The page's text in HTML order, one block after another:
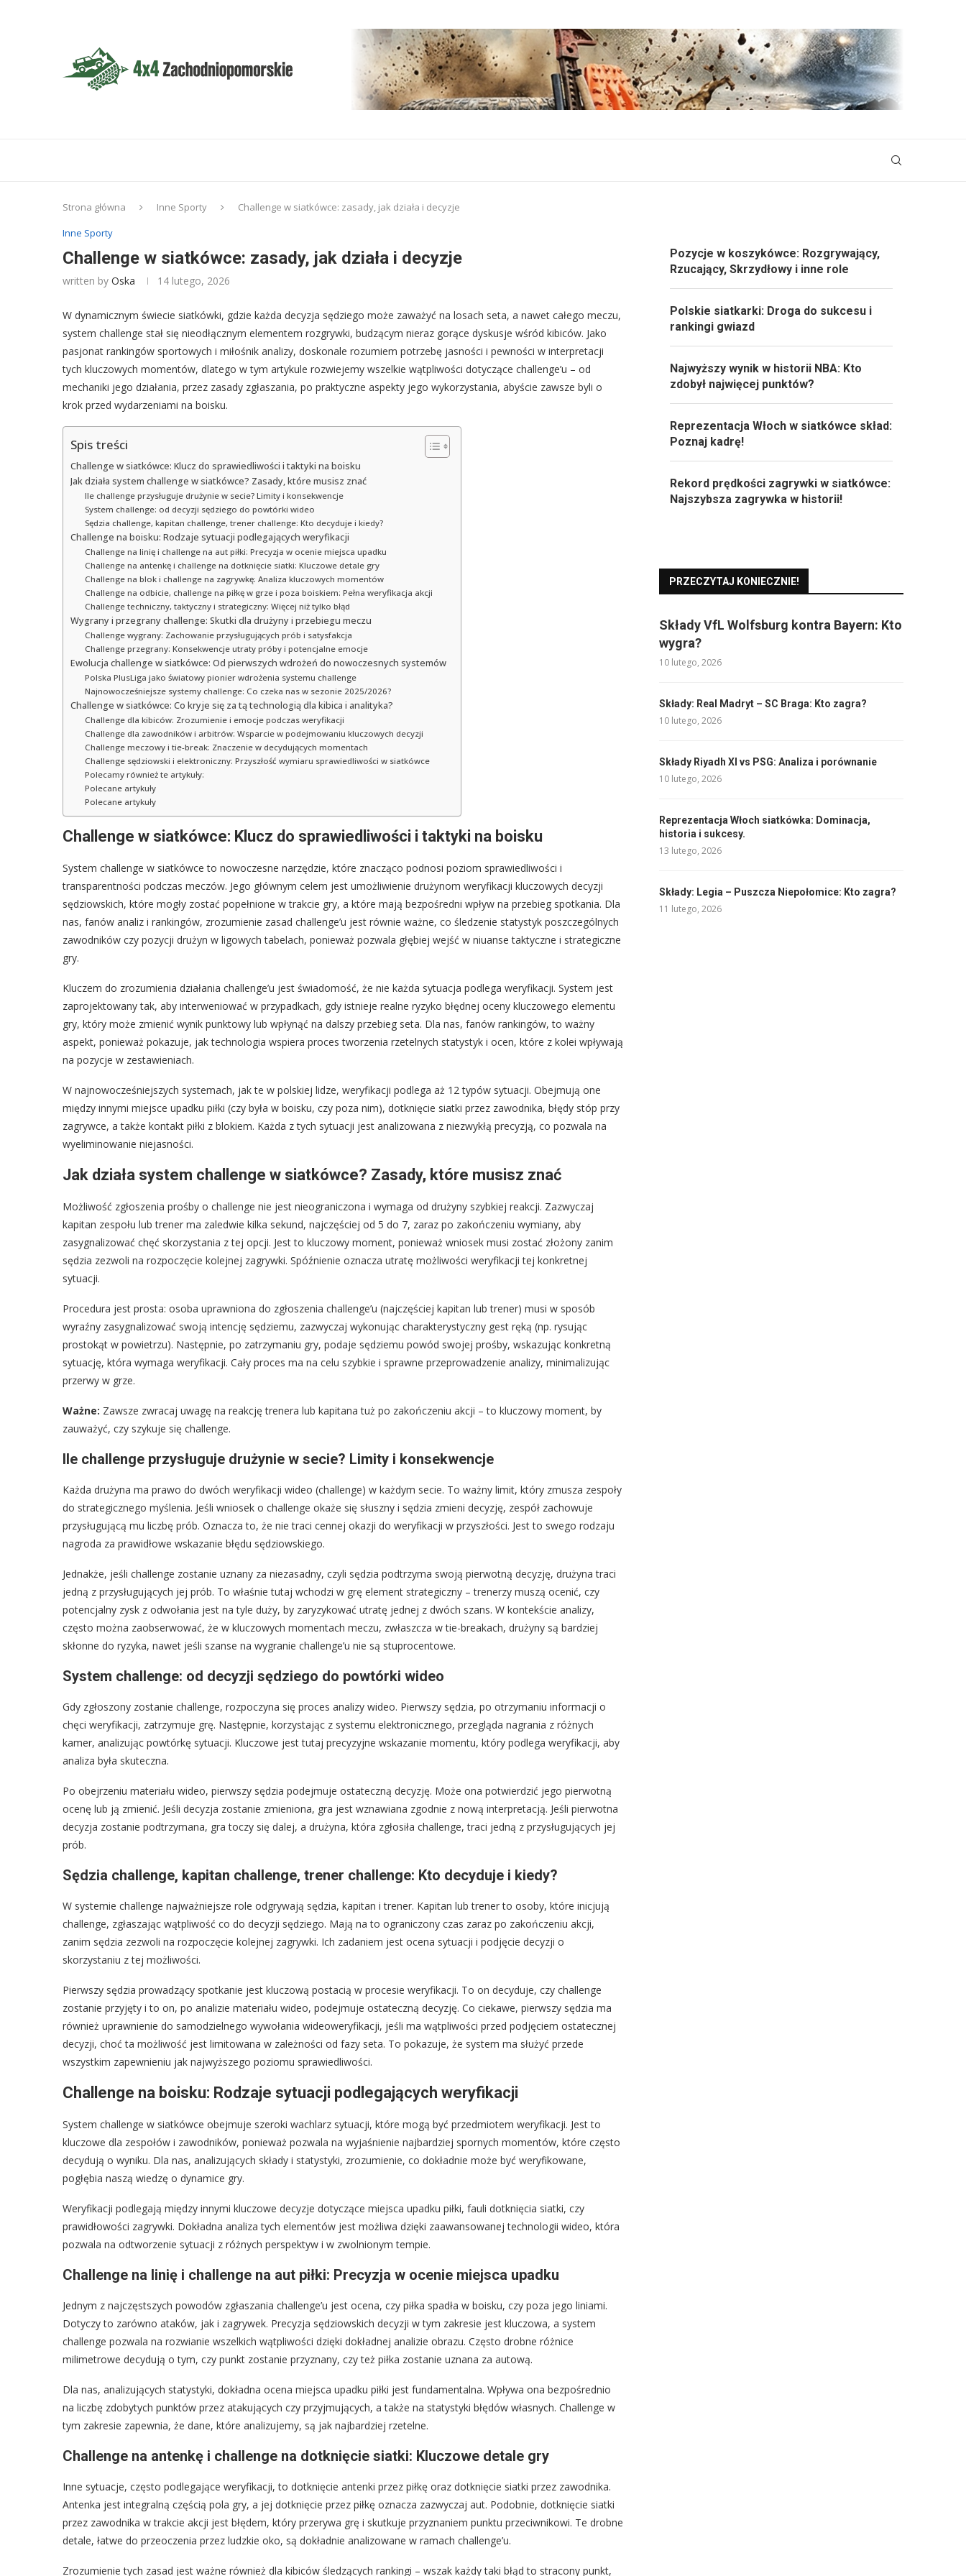
Strona główna Inne Sporty
Challenge w siatkówce: zasady, jak działa i decyzje
Inne Sporty
Challenge w siatkówce: zasady, jak działa i decyzje
written by Oska 14 lutego, 2026
W dynamicznym świecie siatkówki, gdzie każda decyzja sędziego może zaważyć na losach seta, a nawet całego meczu,
system challenge stał się nieodłącznym elementem rozgrywki, budzącym nieraz gorące dyskusje wśród kibiców. Jako
pasjonat rankingów sportowych i miłośnik analizy, doskonale rozumiem potrzebę jasności i pewności w interpretacji
tych kluczowych momentów, dlatego w tym artykule rozwiejemy wszelkie wątpliwości dotyczące challenge’u – od
mechaniki jego działania, przez zasady zgłaszania, po praktyczne aspekty jego wykorzystania, abyście zawsze byli o
krok przed wydarzeniami na boisku.
Spis treści
Challenge w siatkówce: Klucz do sprawiedliwości i taktyki na boisku
Jak działa system challenge w siatkówce? Zasady, które musisz znać
Ile challenge przysługuje drużynie w secie? Limity i konsekwencje
System challenge: od decyzji sędziego do powtórki wideo
Sędzia challenge, kapitan challenge, trener challenge: Kto decyduje i kiedy?
Challenge na boisku: Rodzaje sytuacji podlegających weryfikacji
Challenge na linię i challenge na aut piłki: Precyzja w ocenie miejsca upadku
Challenge na antenkę i challenge na dotknięcie siatki: Kluczowe detale gry
Challenge na blok i challenge na zagrywkę: Analiza kluczowych momentów
Challenge na odbicie, challenge na piłkę w grze i poza boiskiem: Pełna weryfikacja akcji
Challenge techniczny, taktyczny i strategiczny: Więcej niż tylko błąd
Wygrany i przegrany challenge: Skutki dla drużyny i przebiegu meczu
Challenge wygrany: Zachowanie przysługujących prób i satysfakcja
Challenge przegrany: Konsekwencje utraty próby i potencjalne emocje
Ewolucja challenge w siatkówce: Od pierwszych wdrożeń do nowoczesnych systemów
Polska PlusLiga jako światowy pionier wdrożenia systemu challenge
Najnowocześniejsze systemy challenge: Co czeka nas w sezonie 2025/2026?
Challenge w siatkówce: Co kryje się za tą technologią dla kibica i analityka?
Challenge dla kibiców: Zrozumienie i emocje podczas weryfikacji
Challenge dla zawodników i arbitrów: Wsparcie w podejmowaniu kluczowych decyzji
Challenge meczowy i tie-break: Znaczenie w decydujących momentach
Challenge sędziowski i elektroniczny: Przyszłość wymiaru sprawiedliwości w siatkówce
Polecamy również te artykuły:
Polecane artykuły
Polecane artykuły
Challenge w siatkówce: Klucz do sprawiedliwości i taktyki na boisku
System challenge w siatkówce to nowoczesne narzędzie, które znacząco podnosi poziom sprawiedliwości i
transparentności podczas meczów. Jego głównym celem jest umożliwienie drużynom weryfikacji kluczowych decyzji
sędziowskich, które mogły zostać popełnione w trakcie gry, a które mają bezpośredni wpływ na przebieg spotkania. Dla
nas, fanów analiz i rankingów, zrozumienie zasad challenge’u jest równie ważne, co śledzenie statystyk poszczególnych
zawodników czy pozycji drużyn w ligowych tabelach, ponieważ pozwala głębiej wejść w niuanse taktyczne i strategiczne
gry.
Kluczem do zrozumienia działania challenge’u jest świadomość, że nie każda sytuacja podlega weryfikacji. System jest
zaprojektowany tak, aby interweniować w przypadkach, gdy istnieje realne ryzyko błędnej oceny kluczowego elementu
gry, który może zmienić wynik punktowy lub wpłynąć na dalszy przebieg seta. Dla nas, fanów rankingów, to ważny
aspekt, ponieważ pokazuje, jak technologia wspiera proces tworzenia rzetelnych statystyk i ocen, które z kolei wpływają
na pozycje w zestawieniach.
W najnowocześniejszych systemach, jak te w polskiej lidze, weryfikacji podlega aż 12 typów sytuacji. Obejmują one
między innymi miejsce upadku piłki (czy była w boisku, czy poza nim), dotknięcie siatki przez zawodnika, błędy stóp przy
zagrywce, a także kontakt piłki z blokiem. Każda z tych sytuacji jest analizowana z niezwykłą precyzją, co pozwala na
wyeliminowanie niejasności.
Jak działa system challenge w siatkówce? Zasady, które musisz znać
Możliwość zgłoszenia prośby o challenge nie jest nieograniczona i wymaga od drużyny szybkiej reakcji. Zazwyczaj
kapitan zespołu lub trener ma zaledwie kilka sekund, najczęściej od 5 do 7, zaraz po zakończeniu wymiany, aby
zasygnalizować chęć skorzystania z tej opcji. Jest to kluczowy moment, ponieważ wniosek musi zostać złożony zanim
sędzia zezwoli na rozpoczęcie kolejnej zagrywki. Spóźnienie oznacza utratę możliwości weryfikacji tej konkretnej
sytuacji.
Procedura jest prosta: osoba uprawniona do zgłoszenia challenge’u (najczęściej kapitan lub trener) musi w sposób
wyraźny zasygnalizować swoją intencję sędziemu, zazwyczaj wykonując charakterystyczny gest ręką (np. rysując
prostokąt w powietrzu). Następnie, po zatrzymaniu gry, podaje sędziemu powód swojej prośby, wskazując konkretną
sytuację, która wymaga weryfikacji. Cały proces ma na celu szybkie i sprawne przeprowadzenie analizy, minimalizując
przerwy w grze.
Ważne: Zawsze zwracaj uwagę na reakcję trenera lub kapitana tuż po zakończeniu akcji – to kluczowy moment, by
zauważyć, czy szykuje się challenge.
Ile challenge przysługuje drużynie w secie? Limity i konsekwencje
Każda drużyna ma prawo do dwóch weryfikacji wideo (challenge) w każdym secie. To ważny limit, który zmusza zespoły
do strategicznego myślenia. Jeśli wniosek o challenge okaże się słuszny i sędzia zmieni decyzję, zespół zachowuje
przysługującą mu liczbę prób. Oznacza to, że nie traci cennej okazji do weryfikacji w przyszłości. Jest to swego rodzaju
nagroda za prawidłowe wskazanie błędu sędziowskiego.
Jednakże, jeśli challenge zostanie uznany za niezasadny, czyli sędzia podtrzyma swoją pierwotną decyzję, drużyna traci
jedną z przysługujących jej prób. To właśnie tutaj wchodzi w grę element strategiczny – trenerzy muszą ocenić, czy
potencjalny zysk z odwołania jest na tyle duży, by zaryzykować utratę jednej z dwóch szans. W kontekście analizy,
często można zaobserwować, że w kluczowych momentach meczu, zwłaszcza w tie-breakach, drużyny są bardziej
skłonne do ryzyka, nawet jeśli szanse na wygranie challenge’u nie są stuprocentowe.
System challenge: od decyzji sędziego do powtórki wideo
Gdy zgłoszony zostanie challenge, rozpoczyna się proces analizy wideo. Pierwszy sędzia, po otrzymaniu informacji o
chęci weryfikacji, zatrzymuje grę. Następnie, korzystając z systemu elektronicznego, przegląda nagrania z różnych
kamer, analizując powtórkę sytuacji. Kluczowe jest tutaj precyzyjne wskazanie momentu, który podlega weryfikacji, aby
analiza była skuteczna.
Po obejrzeniu materiału wideo, pierwszy sędzia podejmuje ostateczną decyzję. Może ona potwierdzić jego pierwotną
ocenę lub ją zmienić. Jeśli decyzja zostanie zmieniona, gra jest wznawiana zgodnie z nową interpretacją. Jeśli pierwotna
decyzja zostanie podtrzymana, gra toczy się dalej, a drużyna, która zgłosiła challenge, traci jedną z przysługujących jej
prób.
Sędzia challenge, kapitan challenge, trener challenge: Kto decyduje i kiedy?
W systemie challenge najważniejsze role odgrywają sędzia, kapitan i trener. Kapitan lub trener to osoby, które inicjują
challenge, zgłaszając wątpliwość co do decyzji sędziego. Mają na to ograniczony czas zaraz po zakończeniu akcji,
zanim sędzia zezwoli na rozpoczęcie kolejnej zagrywki. Ich zadaniem jest ocena sytuacji i podjęcie decyzji o
skorzystaniu z tej możliwości.
Pierwszy sędzia prowadzący spotkanie jest kluczową postacią w procesie weryfikacji. To on decyduje, czy challenge
zostanie przyjęty i to on, po analizie materiału wideo, podejmuje ostateczną decyzję. Co ciekawe, pierwszy sędzia ma
również uprawnienie do samodzielnego wywołania wideoweryfikacji, jeśli ma wątpliwości przed podjęciem ostatecznej
decyzji, choć ta możliwość jest limitowana w zależności od fazy seta. To pokazuje, że system ma służyć przede
wszystkim zapewnieniu jak najwyższego poziomu sprawiedliwości.
Challenge na boisku: Rodzaje sytuacji podlegających weryfikacji
System challenge w siatkówce obejmuje szeroki wachlarz sytuacji, które mogą być przedmiotem weryfikacji. Jest to
kluczowe dla zespołów i zawodników, ponieważ pozwala na wyjaśnienie najbardziej spornych momentów, które często
decydują o wyniku. Dla nas, analizujących składy i statystyki, zrozumienie, co dokładnie może być weryfikowane,
pogłębia naszą wiedzę o dynamice gry.
Weryfikacji podlegają między innymi kluczowe decyzje dotyczące miejsca upadku piłki, fauli dotknięcia siatki, czy
prawidłowości zagrywki. Dokładna analiza tych elementów jest możliwa dzięki zaawansowanej technologii wideo, która
pozwala na odtworzenie sytuacji z różnych perspektyw i w zwolnionym tempie.
Challenge na linię i challenge na aut piłki: Precyzja w ocenie miejsca upadku
Jednym z najczęstszych powodów zgłaszania challenge’u jest ocena, czy piłka spadła w boisku, czy poza jego liniami.
Dotyczy to zarówno ataków, jak i zagrywek. Precyzja sędziowskich decyzji w tym zakresie jest kluczowa, a system
challenge pozwala na rozwianie wszelkich wątpliwości dzięki dokładnej analizie obrazu. Często drobne różnice
milimetrowe decydują o tym, czy punkt zostanie przyznany, czy też piłka zostanie uznana za autową.
Dla nas, analizujących statystyki, dokładna ocena miejsca upadku piłki jest fundamentalna. Wpływa ona bezpośrednio
na liczbę zdobytych punktów przez atakujących czy przyjmujących, a także na statystyki błędów własnych. Challenge w
tym zakresie zapewnia, że dane, które analizujemy, są jak najbardziej rzetelne.
Challenge na antenkę i challenge na dotknięcie siatki: Kluczowe detale gry
Inne sytuacje, często podlegające weryfikacji, to dotknięcie antenki przez piłkę oraz dotknięcie siatki przez zawodnika.
Antenka jest integralną częścią pola gry, a jej dotknięcie przez piłkę oznacza zazwyczaj aut. Podobnie, dotknięcie siatki
przez zawodnika w trakcie akcji jest błędem, który przerywa grę i skutkuje przyznaniem punktu przeciwnikowi. Te drobne
detale, łatwe do przeoczenia przez ludzkie oko, są dokładnie analizowane w ramach challenge’u.
Zrozumienie tych zasad jest ważne również dla kibiców śledzących rankingi – wszak każdy taki błąd to stracony punkt,
Pozycje w koszykówce: Rozgrywający,
Rzucający, Skrzydłowy i inne role
Polskie siatkarki: Droga do sukcesu i
rankingi gwiazd
Najwyższy wynik w historii NBA: Kto
zdobył najwięcej punktów?
Reprezentacja Włoch w siatkówce skład:
Poznaj kadrę!
Rekord prędkości zagrywki w siatkówce:
Najszybsza zagrywka w historii!
PRZECZYTAJ KONIECZNIE!
Składy VfL Wolfsburg kontra Bayern: Kto
wygra?
10 lutego, 2026
Składy: Real Madryt – SC Braga: Kto zagra?
10 lutego, 2026
Składy Riyadh XI vs PSG: Analiza i porównanie
10 lutego, 2026
Reprezentacja Włoch siatkówka: Dominacja,
historia i sukcesy.
13 lutego, 2026
Składy: Legia – Puszcza Niepołomice: Kto zagra?
11 lutego, 2026